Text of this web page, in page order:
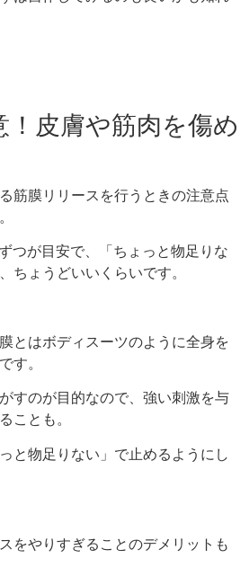
皮膚や筋肉を傷め
筋膜リリースを行うときの注意点
つが目安で、「ちょっと物足りな
ちょうどいいくらいです。
とはボディスーツのように全身を
す。
すのが目的なので、強い刺激を与
ことも。
と物足りない」で止めるようにし
をやりすぎることのデメリットも